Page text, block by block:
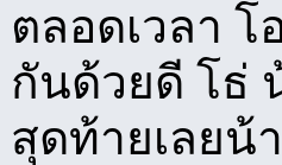
ตลอดเวลา
กันด้วยดี โธ่
สุดท้ายเลยน้